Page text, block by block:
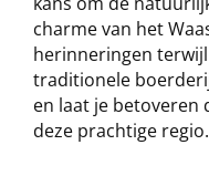
charme van het
herinneringen
traditionele
en laat je betoveren
deze prachtige regio.